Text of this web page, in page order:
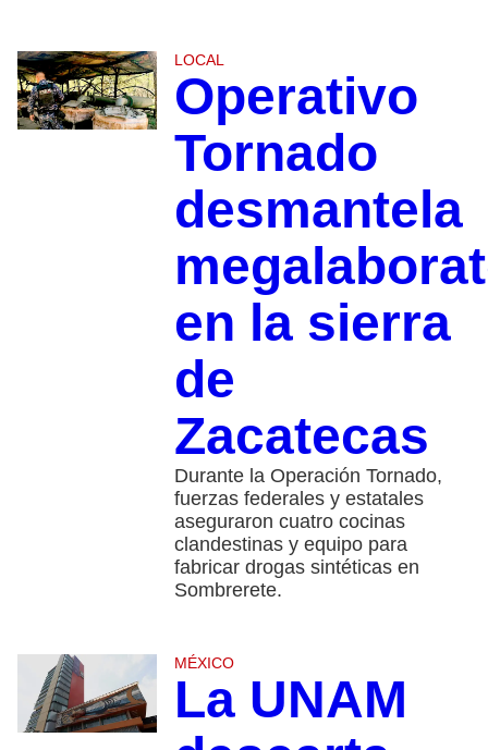
LOCAL
Operativo
Tornado
desmantela
en la sierra
de
Zacatecas
Durante la Operación Tornado,
fuerzas federales y estatales
aseguraron cuatro cocinas
clandestinas y equipo para
fabricar drogas sintéticas en
Sombrerete.
MÉXICO
La UNAM